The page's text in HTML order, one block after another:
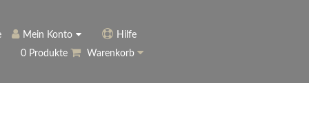
Mein Konto
Anmelden
Hilfe
0 Produkte
Warenkorb